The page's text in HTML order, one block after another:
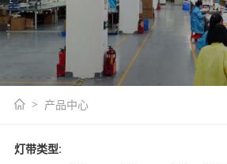
产品中心
灯带类型: